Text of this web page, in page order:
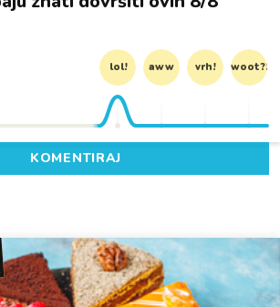
lol! aww vrh! woot?!
KOMENTIRAJ